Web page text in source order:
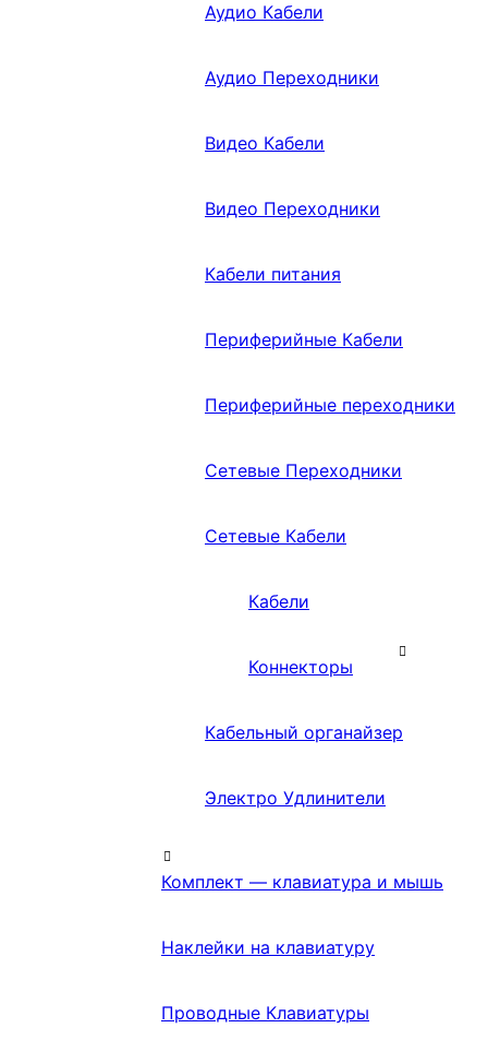
Аудио Кабели
Аудио Переходники
Видео Кабели
Видео Переходники
Кабели питания
Периферийные Кабели
Периферийные переходники
Сетевые Переходники
Сетевые Кабели
Кабели
Коннекторы
Кабельный органайзер
Электро Удлинители
Комплект — клавиатура и мышь
Наклейки на клавиатуру
Проводные Клавиатуры